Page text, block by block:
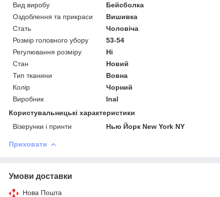
Вид виробу
Бейсболка
Оздоблення та прикраси
Вишивка
Стать
Чоловіча
Розмір головного убору
53-54
Регулювання розміру
Ні
Стан
Новий
Тип тканини
Вовна
Колір
Чорний
Виробник
Inal
Користувальницькі характеристики
Візерунки і принти
Нью Йорк New York NY
Приховати
Умови доставки
Нова Пошта